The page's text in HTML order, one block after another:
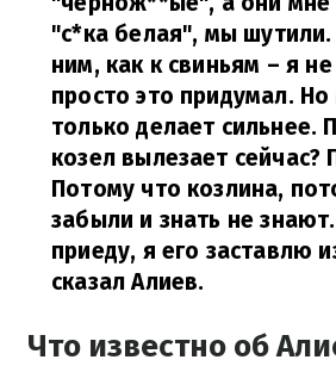
"с*ка белая", мы шутили.
ним, как к свиньям – я
просто это придумал. Но
только делает сильнее.
козел вылезает
Потому что козлина,
забыли и знать не
приеду, я его заставлю
сказал Алиев.
Что известно об